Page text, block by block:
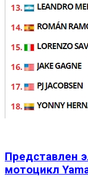
Представлен
мотоцикл